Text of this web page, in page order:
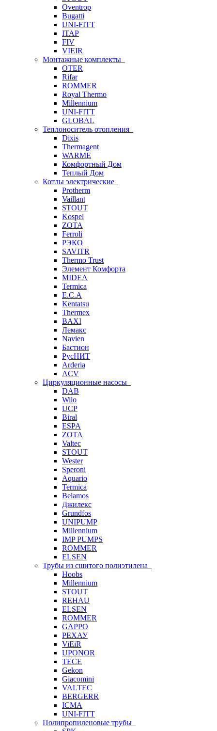
Oventrop
Bugatti
UNI-FITT
ITAP
FIV
VIEIR
Монтажные комплекты
OTER
Rifar
ROMMER
Royal Thermo
Millennium
UNI-FITT
GLOBAL
Теплоноситель отопления
Dixis
Thermagent
WARME
Комфортный Дом
Теплый Дом
Котлы электрические
Protherm
Vaillant
STOUT
Kospel
ZOTA
Ferroli
РЭКО
SAVITR
Thermo Trust
Элемент Комфорта
MIDEA
Termica
E.C.A
Kentatsu
Thermex
BAXI
Лемакс
Navien
Бастион
РусНИТ
Arderia
ACV
Циркуляционные насосы
DAB
Wilo
UCP
Biral
ESPA
ZOTA
Valtec
STOUT
Wester
Speroni
Aquario
Termica
Belamos
Джилекс
Grundfos
UNIPUMP
Millennium
IMP PUMPS
ROMMER
ELSEN
Трубы из сшитого полиэтилена
Hoobs
Millennium
STOUT
REHAU
ELSEN
ROMMER
GAPPO
РЕХАУ
ViEiR
UPONOR
TECE
Gekon
Giacomini
VALTEC
BERGERR
ICMA
UNI-FITT
Полипропиленовые трубы